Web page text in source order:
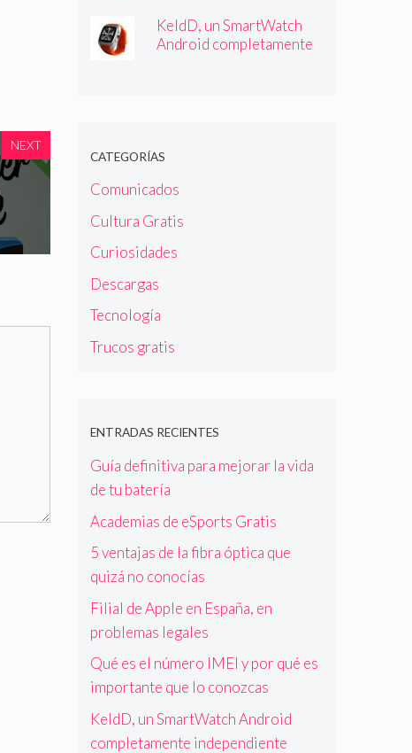
NEXT
KeldD, un SmartWatch
Android completamente
CATEGORÍAS
Comunicados
Cultura Gratis
Curiosidades
Descargas
Tecnología
Trucos gratis
ENTRADAS RECIENTES
Guía definitiva para mejorar la vida
de tu batería
Academias de eSports Gratis
5 ventajas de la fibra óptica que
quizá no conocías
Filial de Apple en España, en
problemas legales
Qué es el número IMEI y por qué es
importante que lo conozcas
KeldD, un SmartWatch Android
completamente independiente